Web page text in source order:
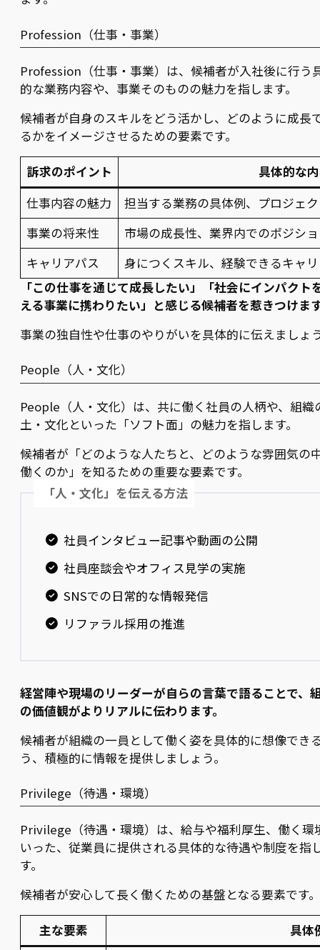
Profession（仕事・事業）
Profession（仕事・事業）は、候補者が入社後に行う
的な業務内容や、事業そのものの魅力を指します。
候補者が自身のスキルをどう活かし、どのように成長
るかをイメージさせるための要素です。
訴求のポイント
具体的な
仕事内容の魅力
担当する業務の具体例、プロジェ
事業の将来性
市場の成長性、業界内でのポジシ
キャリアパス
身につくスキル、経験できるキャ
「この仕事を通じて成長したい」「社会にインパクト
える事業に携わりたい」と感じる候補者を惹きつけま
事業の独自性や仕事のやりがいを具体的に伝えましょ
People（人・文化）
People（人・文化）は、共に働く社員の人柄や、組織
土・文化といった「ソフト面」の魅力を指します。
候補者が「どのような人たちと、どのような雰囲気の
働くのか」を知るための重要な要素です。
「人・文化」を伝える方法
社員インタビュー記事や動画の公開
社員座談会やオフィス見学の実施
SNSでの日常的な情報発信
リファラル採用の推進
経営陣や現場のリーダーが自らの言葉で語ることで、
の価値観がよりリアルに伝わります。
候補者が組織の一員として働く姿を具体的に想像でき
う、積極的に情報を提供しましょう。
Privilege（待遇・環境）
Privilege（待遇・環境）は、給与や福利厚生、働く環
いった、従業員に提供される具体的な待遇や制度を指
す。
候補者が安心して長く働くための基盤となる要素です。
主な要素
具体